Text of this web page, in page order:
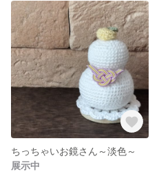
ちっちゃいお鏡さん～淡色～
展示中